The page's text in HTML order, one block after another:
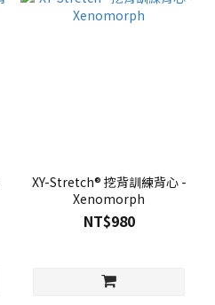
XY-Stretch® 挖背訓練背心 -
Xenomorph
NT$980